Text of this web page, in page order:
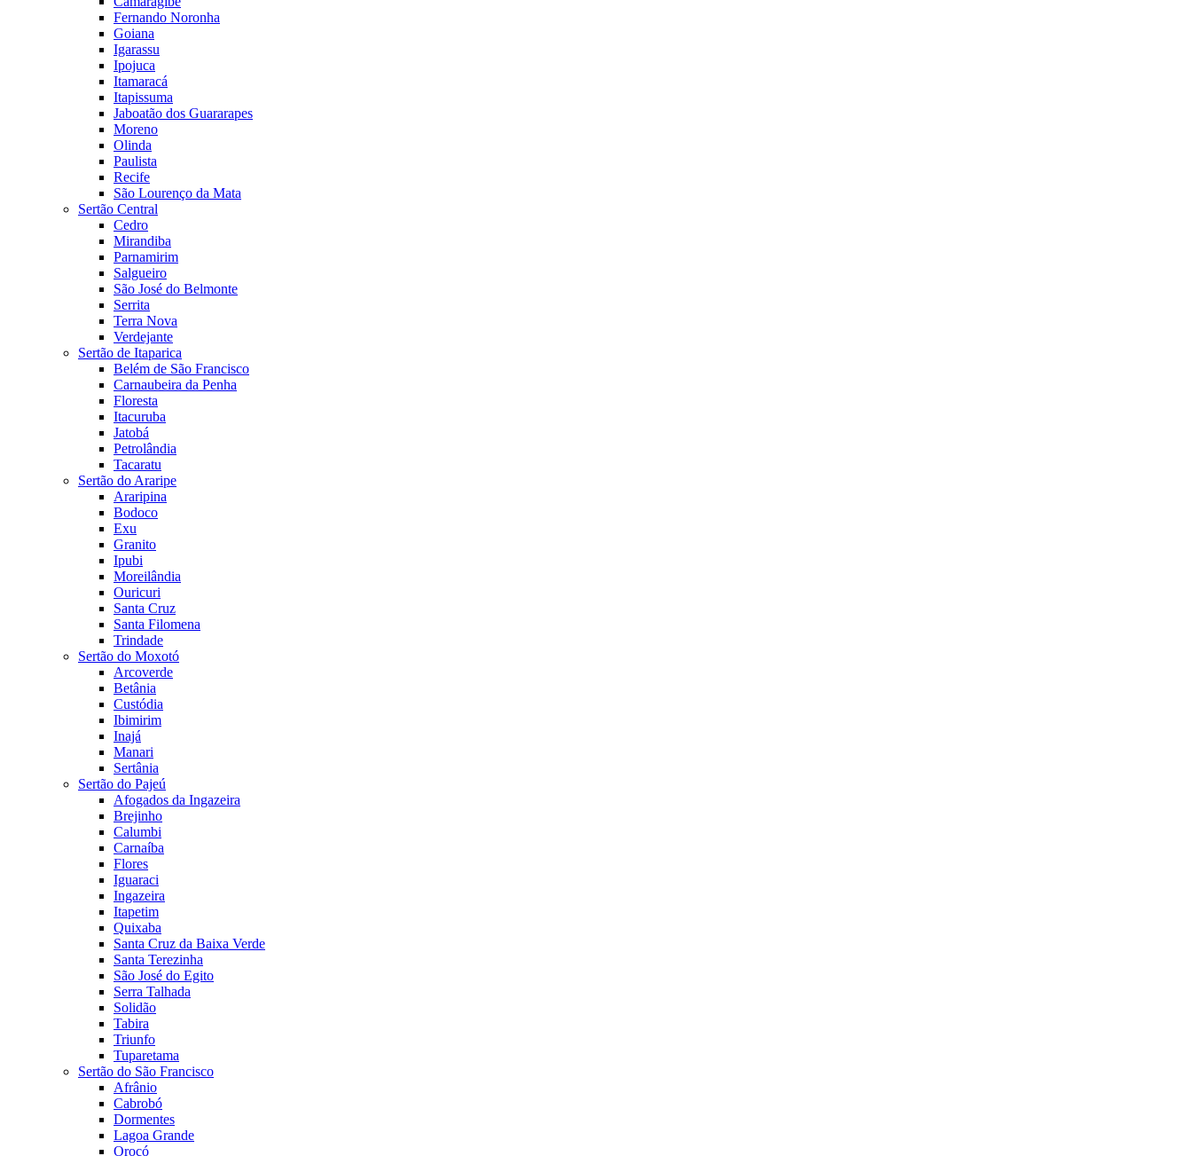
Fernando Noronha
Goiana
Igarassu
Ipojuca
Itamaracá
Itapissuma
Jaboatão dos Guararapes
Moreno
Olinda
Paulista
Recife
São Lourenço da Mata
Sertão Central
Cedro
Mirandiba
Parnamirim
Salgueiro
São José do Belmonte
Serrita
Terra Nova
Verdejante
Sertão de Itaparica
Belém de São Francisco
Carnaubeira da Penha
Floresta
Itacuruba
Jatobá
Petrolândia
Tacaratu
Sertão do Araripe
Araripina
Bodoco
Exu
Granito
Ipubi
Moreilândia
Ouricuri
Santa Cruz
Santa Filomena
Trindade
Sertão do Moxotó
Arcoverde
Betânia
Custódia
Ibimirim
Inajá
Manari
Sertânia
Sertão do Pajeú
Afogados da Ingazeira
Brejinho
Calumbi
Carnaíba
Flores
Iguaraci
Ingazeira
Itapetim
Quixaba
Santa Cruz da Baixa Verde
Santa Terezinha
São José do Egito
Serra Talhada
Solidão
Tabira
Triunfo
Tuparetama
Sertão do São Francisco
Afrânio
Cabrobó
Dormentes
Lagoa Grande
Orocó